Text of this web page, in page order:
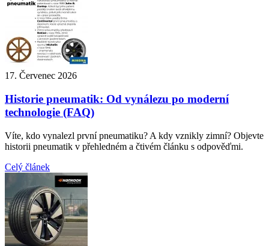
17. Červenec 2026
Historie pneumatik: Od vynálezu po moderní
technologie (FAQ)
Víte, kdo vynalezl první pneumatiku? A kdy vznikly zimní? Objevte
historii pneumatik v přehledném a čtivém článku s odpověďmi.
Celý článek